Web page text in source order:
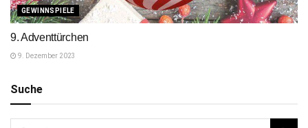
GEWINNSPIELE
9. Adventtürchen
9. Dezember 2023
Suche